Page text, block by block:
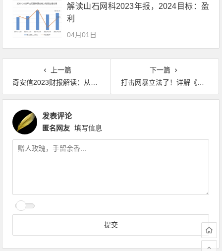
解读山石网科2023年报，2024目标：盈
利
04月01日
上一篇
奇安信2023财报解读：从核心利润看真实经营情况
下一篇
打击网暴立法了！详解《网络暴力信息治理规定》
发表评论
匿名网友 填写信息